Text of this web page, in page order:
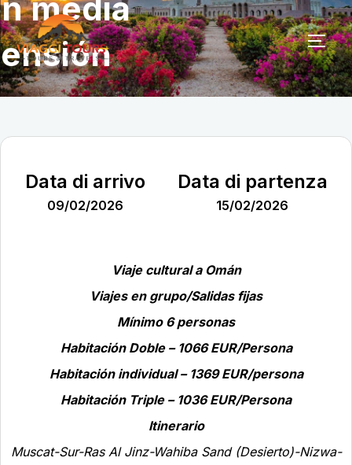
Skip
to
content
Data di arrivo
09/02/2026
Data di partenza
15/02/2026
Viaje cultural a Omán
Viajes en grupo/Salidas fijas
Mínimo 6 personas
Habitación Doble – 1066 EUR/Persona
Habitación individual – 1369 EUR/persona
Habitación Triple – 1036 EUR/Persona
Itinerario
Muscat-Sur-Ras Al Jinz-Wahiba Sand (Desierto)-Nizwa-